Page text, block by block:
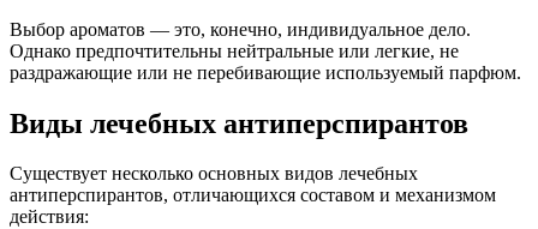
Выбор ароматов — это, конечно, индивидуальное дело.
Однако предпочтительны нейтральные или легкие, не
раздражающие или не перебивающие используемый парфюм.
Виды лечебных антиперспирантов
Существует несколько основных видов лечебных
антиперспирантов, отличающихся составом и механизмом
действия: